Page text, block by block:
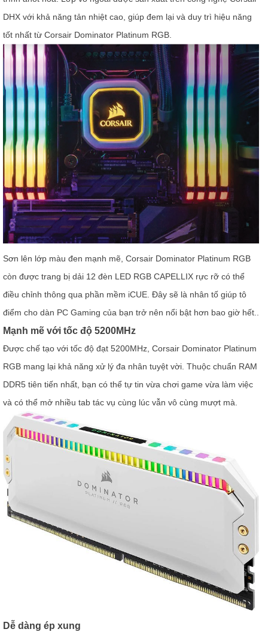
DHX với khả năng tản nhiệt cao, giúp đem lại và duy trì hiệu năng
tốt nhất từ Corsair Dominator Platinum RGB.
Sơn lên lớp màu đen mạnh mẽ, Corsair Dominator Platinum RGB
còn được trang bị dải 12 đèn LED RGB CAPELLIX rực rỡ có thể
điều chỉnh thông qua phần mềm iCUE. Đây sẽ là nhân tố giúp tô
điểm cho dàn PC Gaming của bạn trở nên nổi bật hơn bao giờ hết..
Mạnh mẽ với tốc độ 5200MHz
Được chế tạo với tốc độ đạt 5200MHz, Corsair Dominator Platinum
RGB mang lại khả năng xử lý đa nhân tuyệt vời. Thuộc chuẩn RAM
DDR5 tiên tiến nhất, bạn có thể tự tin vừa chơi game vừa làm việc
và có thể mở nhiều tab tác vụ cùng lúc vẫn vô cùng mượt mà.
Dễ dàng ép xung